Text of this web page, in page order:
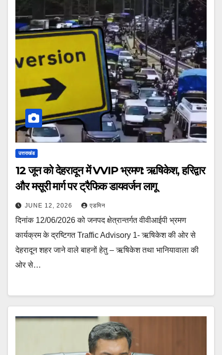
उत्तराखंड
12 जून को देहरादून में VVIP भ्रमण: ऋषिकेश, हरिद्वार
और मसूरी मार्ग पर ट्रैफिक डायवर्जन लागू
JUNE 12, 2026 एडमिन
दिनांक 12/06/2026 को जनपद क्षेत्रान्तर्गत वीवीआईपी भ्रमण
कार्यक्रम के द्रष्टिगत Traffic Advisory 1- ऋषिकेश की ओर से
देहरादून शहर जाने वाले बाहनों हेतु – ऋषिकेश तथा भानियावाला की
ओर से…